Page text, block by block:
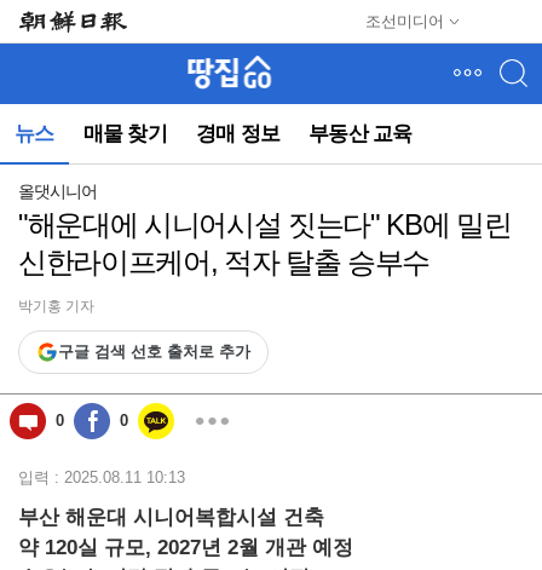
조선미디어
뉴스 매물 찾기 경매 정보 부동산 교육
뉴
(컨
동)
올댓시니어
"해운대에 시니어시설 짓는다" KB에 밀린
신한라이프케어, 적자 탈출 승부수
박기홍 기자
구글 검색 선호 출처로 추가
0 0
입력 : 2025.08.11 10:13
부산 해운대 시니어복합시설 건축
약 120실 규모, 2027년 2월 개관 예정